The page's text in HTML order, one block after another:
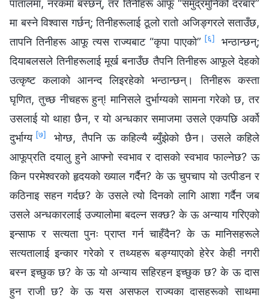
पातालमा, नरकमा बस्छन्, तर तिनीहरू आफू “समुद्रमुनिको दरबार”
मा बस्ने विश्‍वास गर्छन्; तिनीहरूलाई ठूलो रातो अजिङ्गरले सताउँछ,
तापनि तिनीहरू आफू त्यस राज्यबाट “कृपा पाएको” [६]
भन्ठान्छन्;
दियाबलसले तिनीहरूलाई मूर्ख बनाउँछ तैपनि तिनीहरू आफूले देहको
उत्कृष्ट कलाको आनन्द लिइरहेको भन्ठान्छन्। तिनीहरू कस्ता
घृणित, तुच्छ नीचहरू हुन्! मानिसले दुर्भाग्यको सामना गरेको छ, तर
उसलाई यो थाहा छैन, र यो अन्धकार समाजमा उसले एकपछि अर्को
दुर्भाग्य [७]
भोग्छ, तैपनि ऊ कहिल्यै ब्युँझेको छैन। उसले कहिले
आफूप्रति दयालु हुने आफ्नो स्वभाव र दासको स्वभाव फाल्नेछ? ऊ
किन परमेश्‍वरको हृदयको ख्याल गर्दैन? के ऊ चुपचाप यो उत्पीडन र
कठिनाइ सहन गर्दछ? के उसले त्यो दिनको लागि आशा गर्दैन जब
उसले अन्धकारलाई उज्यालोमा बदल्न सक्छ? के ऊ अन्याय गरिएको
इन्साफ र सत्यता पुनः प्राप्त गर्न चाहँदैन? के ऊ मानिसहरूले
सत्यतालाई इन्कार गरेको र तथ्यहरू बङ्ग्याएको हेरेर केही नगरी
बस्‍न इच्छुक छ? के ऊ यो अन्याय सहिरहन इच्छुक छ? के ऊ दास
हुन राजी छ? के ऊ यस असफल राज्यका दासहरूको साथमा